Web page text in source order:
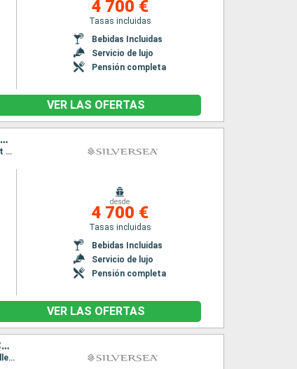
4 700 €
Tasas incluidas
Bebidas Incluidas
Servicio de lujo
Pensión completa
VER LAS OFERTAS
MARTINICA, ANTIGUA Y BARBUDA, ANGUILLA, FRANCIA, PORTO RICO, VIRGEN GORDA
Itinerario : San Juan, Spanish Town, Anguilla, Gustavia, St Kitts, Deshaies, Fort-de-France, Saint Johns
desde
4 700 €
Tasas incluidas
Bebidas Incluidas
Servicio de lujo
Pensión completa
VER LAS OFERTAS
PORTO RICO, JOST VAN DYKE, FRANCIA, ANTIGUA Y BARBUDA, MARTINICA, GRENADA, BONAIRE, ARUBA
Itinerario : San Juan, Jost Van Dyke, Gustavia, St Kitts, Fort-de-France, Grenada, Kralendjik, Willemstad(Curaçao), Oranjestad, San Juan, Jost Van Dyke, Gustavia, St Kitts, Fort-de-France, Grenada, Kralendjik, Willemstad(Curaçao), Oranjestad, San Juan